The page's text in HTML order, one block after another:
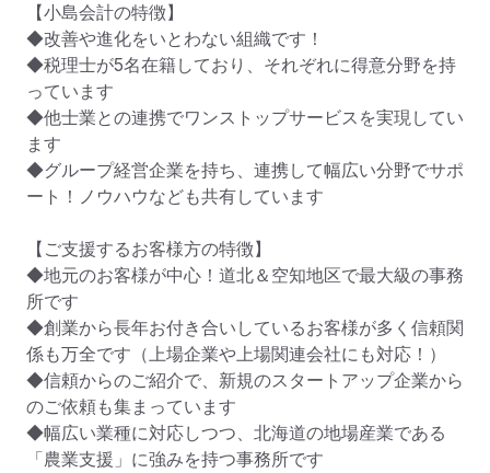
【小島会計の特徴】
◆改善や進化をいとわない組織です！
◆税理士が5名在籍しており、それぞれに得意分野を持
っています
◆他士業との連携でワンストップサービスを実現してい
ます
◆グループ経営企業を持ち、連携して幅広い分野でサポ
ート！ノウハウなども共有しています
【ご支援するお客様方の特徴】
◆地元のお客様が中心！道北＆空知地区で最大級の事務
所です
◆創業から長年お付き合いしているお客様が多く信頼関
係も万全です（上場企業や上場関連会社にも対応！）
◆信頼からのご紹介で、新規のスタートアップ企業から
のご依頼も集まっています
◆幅広い業種に対応しつつ、北海道の地場産業である
「農業支援」に強みを持つ事務所です